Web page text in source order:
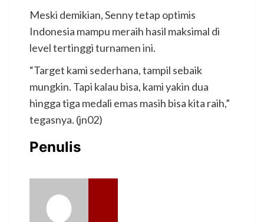
Meski demikian, Senny tetap optimis
Indonesia mampu meraih hasil maksimal di
level tertinggi turnamen ini.
“Target kami sederhana, tampil sebaik
mungkin. Tapi kalau bisa, kami yakin dua
hingga tiga medali emas masih bisa kita raih,”
tegasnya. (jn02)
Penulis